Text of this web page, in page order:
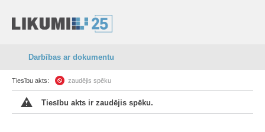
Darbības ar dokumentu
Tiesību akts: zaudējis spēku
Tiesību akts ir zaudējis spēku.